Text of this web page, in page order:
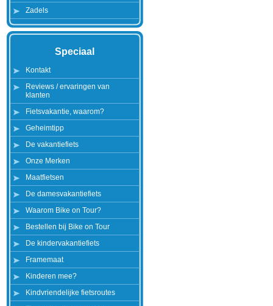
Zadels
Speciaal
Kontakt
Reviews / ervaringen van
klanten
Fietsvakantie, waarom?
Geheimtipp
De vakantiefiets
Onze Merken
Maatfietsen
De damesvakantiefiets
Waarom Bike on Tour?
Bestellen bij Bike on Tour
De kindervakantiefiets
Framemaat
Kinderen mee?
Kindvriendelijke fietsroutes